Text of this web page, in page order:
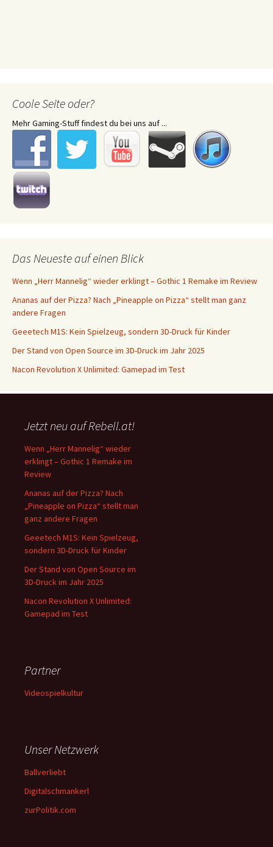
Coole Seite oder?
Mehr Gaming-Stuff findest du bei uns auf ...
Das Neueste auf einen Blick
Wenn „Herr Mannelig“ wieder erklingt – Gothic 1 Remake im Review
Ananas auf der Pizza? Nach „Pineapple on Pizza“ stellt man ganz
andere Fragen
Geeetech M1S: Kein Spielzeug, sondern 3D-Druck für Kinder
Der Stand von Open Source im 3D-Druck im Jahr 2025
Nacon Revolution X Unlimited: Gamepad im Test
Jetzt neu auf Rebell.at!
Wenn „Herr Mannelig“ wieder
erklingt – Gothic 1 Remake im
Review
Ananas auf der Pizza? Nach
„Pineapple on Pizza“ stellt man
ganz andere Fragen
Geeetech M1S: Kein Spielzeug,
sondern 3D-Druck für Kinder
Der Stand von Open Source im
3D-Druck im Jahr 2025
Nacon Revolution X Unlimited:
Gamepad im Test
Partner
Videospielkultur
Unser Netzwerk
Ballverliebt
Digitalschmankerl
zurPolitik.com